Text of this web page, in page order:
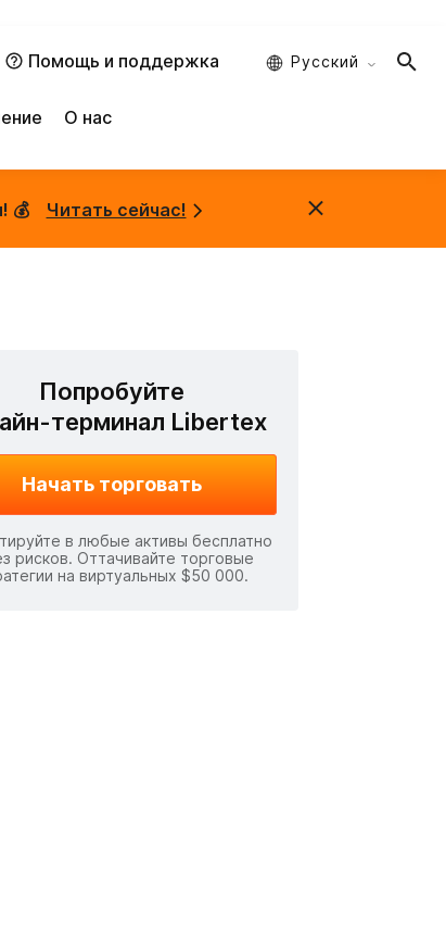
Помощь и поддержка Русский
О нас
💰 Читать сейчас!
Попробуйте
терминал Libertex
Начать торговать
в любые активы бесплатно
рисков. Оттачивайте торговые
на виртуальных $50 000.